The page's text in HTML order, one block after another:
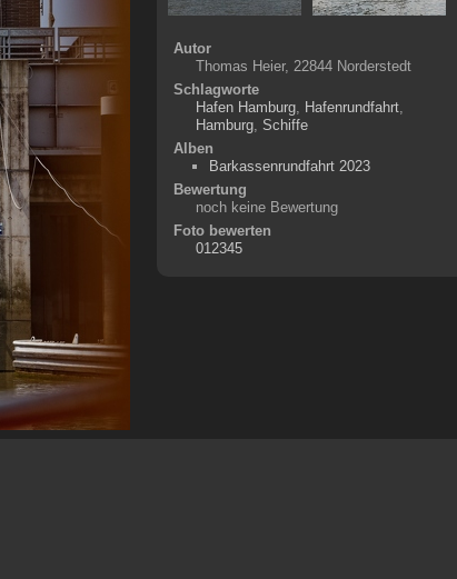
Autor
Thomas Heier, 22844 Norderstedt
Schlagworte
Hafen Hamburg, Hafenrundfahrt,
Hamburg, Schiffe
Alben
Barkassenrundfahrt 2023
Bewertung
noch keine Bewertung
Foto bewerten